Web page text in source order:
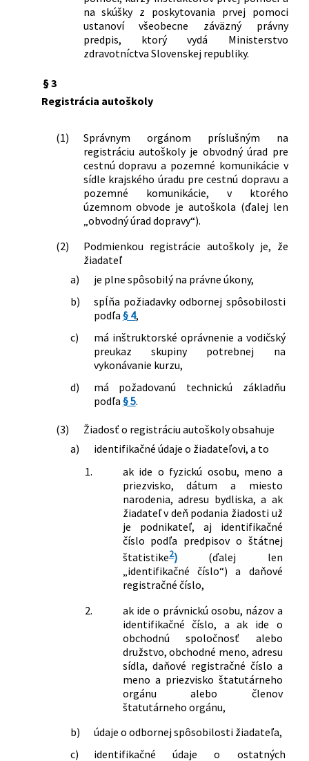
bezpečnosti, o brannej povinnosti a o
zmene a doplnení niektorých zákonov
131/2026 Z. z.
Zákon, ktorým sa mení a dopĺňa zákon
č. 8/2009 Z. z. o cestnej premávke a o
zmene a doplnení niektorých zákonov
sa menia a dopĺňajú niektoré zákony
na skúšky z poskytovania prvej pomoci
ustanoví všeobecne záväzný právny
predpis, ktorý vydá Ministerstvo
zdravotníctva Slovenskej republiky.
§ 3
Registrácia autoškoly
(1)
Správnym orgánom príslušným na
registráciu autoškoly je obvodný úrad pre
cestnú dopravu a pozemné komunikácie v
sídle krajského úradu pre cestnú dopravu a
pozemné komunikácie, v ktorého
územnom obvode je autoškola (ďalej len
„obvodný úrad dopravy“).
(2)
Podmienkou registrácie autoškoly je, že
žiadateľ
a)
je plne spôsobilý na právne úkony,
b)
spĺňa požiadavky odbornej spôsobilosti
podľa § 4,
c)
má inštruktorské oprávnenie a vodičský
preukaz skupiny potrebnej na
vykonávanie kurzu,
d)
má požadovanú technickú základňu
podľa § 5.
(3)
Žiadosť o registráciu autoškoly obsahuje
a)
identifikačné údaje o žiadateľovi, a to
1.
ak ide o fyzickú osobu, meno a
priezvisko, dátum a miesto
narodenia, adresu bydliska, a ak
žiadateľ v deň podania žiadosti už
je podnikateľ, aj identifikačné
číslo podľa predpisov o štátnej
štatistike2)(ďalej len
„identifikačné číslo“) a daňové
registračné číslo,
2.
ak ide o právnickú osobu, názov a
identifikačné číslo, a ak ide o
obchodnú spoločnosť alebo
družstvo, obchodné meno, adresu
sídla, daňové registračné číslo a
meno a priezvisko štatutárneho
orgánu alebo členov
štatutárneho orgánu,
b)
údaje o odbornej spôsobilosti žiadateľa,
c)
identifikačné údaje o ostatných